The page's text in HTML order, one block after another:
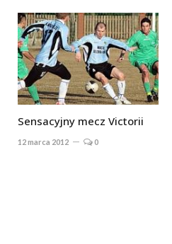
Sensacyjny mecz Victorii
12 marca 2012 0